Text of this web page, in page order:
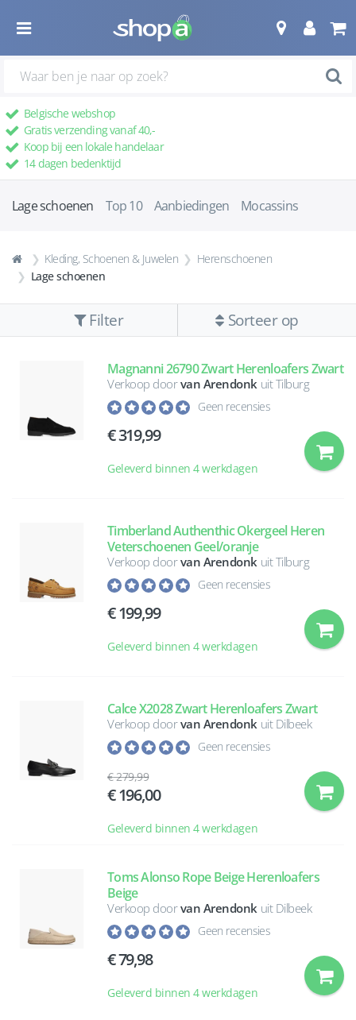
Belgische webshop
Gratis verzending vanaf 40,-
Koop bij een lokale handelaar
14 dagen bedenktijd
Lage schoenen Top 10 Aanbiedingen Mocassins
Kleding, Schoenen & Juwelen
Herenschoenen
Lage schoenen
Filter Sorteer op
Magnanni 26790 Zwart Herenloafers Zwart
Verkoop doorvan Arendonk uit Tilburg
Geen recensies
319,99
Geleverd binnen 4 werkdagen
Timberland Authenthic Okergeel Heren
Veterschoenen Geel/oranje
Verkoop doorvan Arendonk uit Tilburg
Geen recensies
199,99
Geleverd binnen 4 werkdagen
Calce X2028 Zwart Herenloafers Zwart
Verkoop doorvan Arendonk uit Dilbeek
Geen recensies
279,99
196,00
Geleverd binnen 4 werkdagen
Toms Alonso Rope Beige Herenloafers
Beige
Verkoop doorvan Arendonk uit Dilbeek
Geen recensies
79,98
Geleverd binnen 4 werkdagen